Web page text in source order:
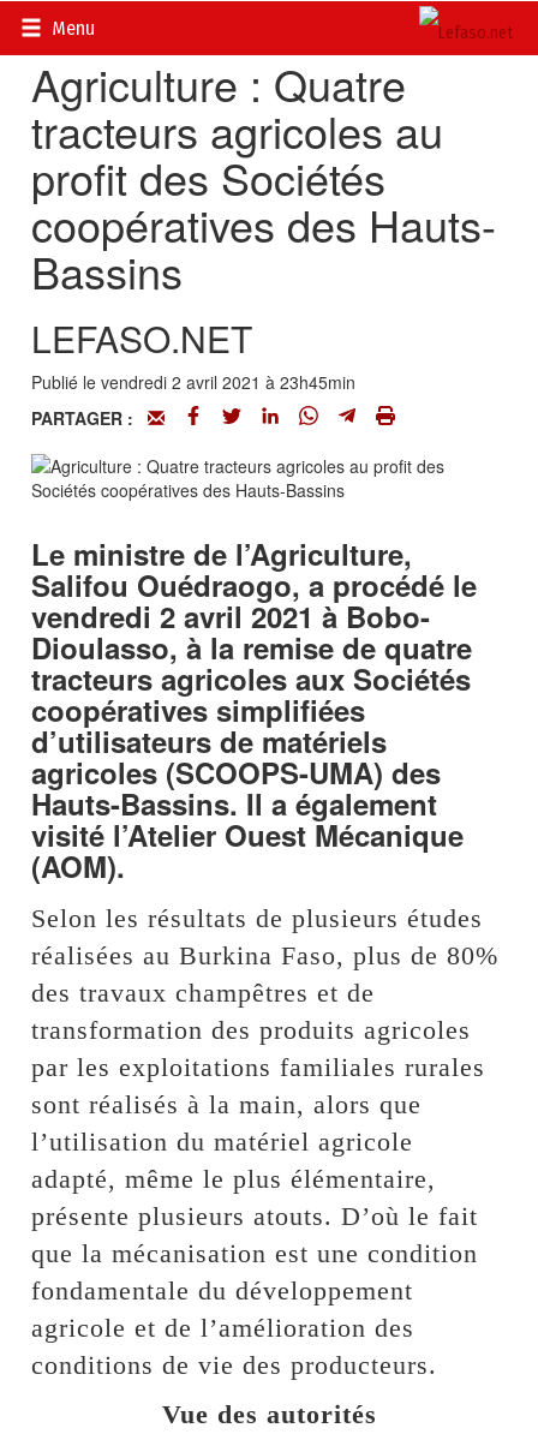
Menu
Accueil>
Agriculture : Quatre
tracteurs agricoles au
profit des Sociétés
coopératives des Hauts-
Bassins
LEFASO.NET
Publié le vendredi 2 avril 2021 à 23h45min
PARTAGER :
Le ministre de l’Agriculture,
Salifou Ouédraogo, a procédé le
vendredi 2 avril 2021 à Bobo-
Dioulasso, à la remise de quatre
tracteurs agricoles aux Sociétés
coopératives simplifiées
d’utilisateurs de matériels
agricoles (SCOOPS-UMA) des
Hauts-Bassins. Il a également
visité l’Atelier Ouest Mécanique
(AOM).
Selon les résultats de plusieurs études
réalisées au Burkina Faso, plus de 80%
des travaux champêtres et de
transformation des produits agricoles
par les exploitations familiales rurales
sont réalisés à la main, alors que
l’utilisation du matériel agricole
adapté, même le plus élémentaire,
présente plusieurs atouts. D’où le fait
que la mécanisation est une condition
fondamentale du développement
agricole et de l’amélioration des
conditions de vie des producteurs.
Vue des autorités